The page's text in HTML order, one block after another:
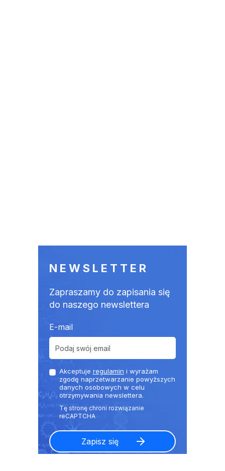
NEWSLETTER
Zapraszamy do zapisania się
do naszego newslettera
E-mail
Akceptuje regulamin i wyrażam
zgodę naprzetwarzanie powyższych
danych osobowych w celu
otrzymywania newslettera.